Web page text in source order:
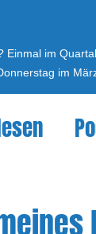
im
im